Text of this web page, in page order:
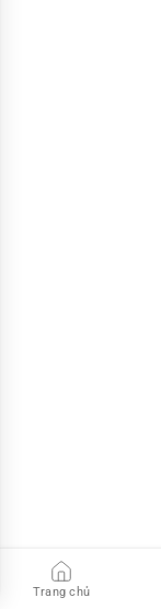
Trang chủ